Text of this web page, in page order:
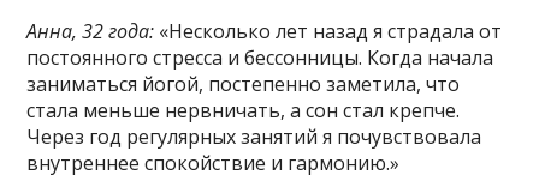
Анна, 32 года: «Несколько лет назад я страдала от
постоянного стресса и бессонницы. Когда начала
заниматься йогой, постепенно заметила, что
стала меньше нервничать, а сон стал крепче.
Через год регулярных занятий я почувствовала
внутреннее спокойствие и гармонию.»